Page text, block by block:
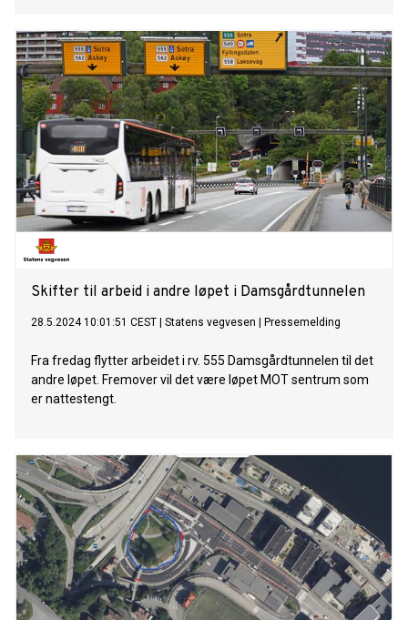
Skifter til arbeid i andre løpet i Damsgårdtunnelen
28.5.2024 10:01:51 CEST Statens vegvesen Pressemelding
Fra fredag flytter arbeidet i rv. 555 Damsgårdtunnelen til det
andre løpet. Fremover vil det være løpet MOT sentrum som
er nattestengt.